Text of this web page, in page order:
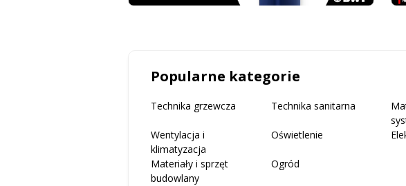
Popularne kategorie
Technika grzewcza Technika sanitarna
Wentylacja i
klimatyzacja
Oświetlenie
Materiały i sprzęt
budowlany
Ogród